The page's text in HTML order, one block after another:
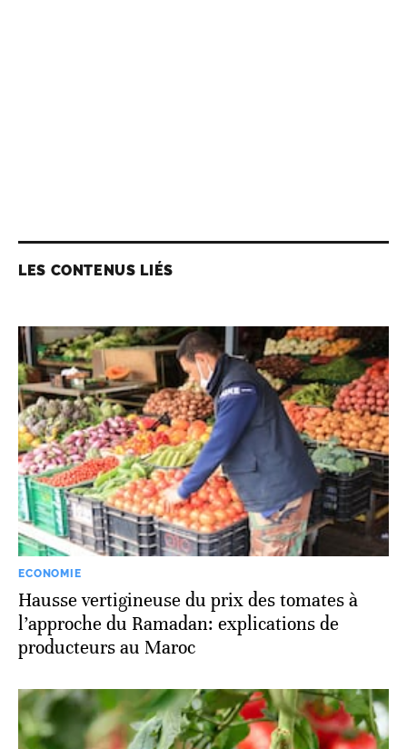
LES CONTENUS LIÉS
ECONOMIE
Hausse vertigineuse du prix des tomates à
l’approche du Ramadan: explications de
producteurs au Maroc